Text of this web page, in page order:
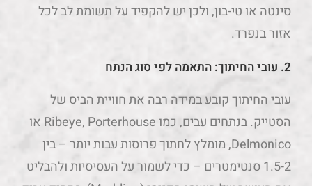
סינטה או טי-בון, ולכן יש להקפיד על תשומת לב לכל
אזור בנפרד.
2. עובי החיתוך: התאמה לפי סוג הנתח
עובי החיתוך קובע במידה רבה את חוויית הביס של
הסטייק. בנתחים עבים, כמו Ribeye, Porterhouse או
Delmonico, מומלץ לחתוך פרוסות עבות יותר – בין
1.5-2 סנטימטרים – כדי לשמור על העסיסיות ולהבליט